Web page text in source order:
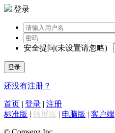
登录
安全提问(未设置请忽略)
登录
还没有注册？
首页 | 登录 | 注册
标准版 | 触屏版 | 电脑版 | 客户端